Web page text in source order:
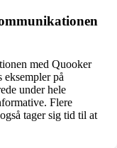
med Quooker
på
under hele
Flere
tager sig tid til at